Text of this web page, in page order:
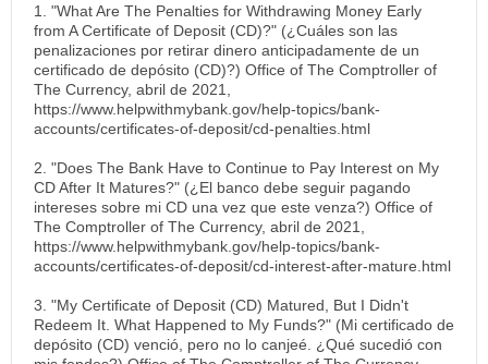
1. "What Are The Penalties for Withdrawing Money Early
from A Certificate of Deposit (CD)?" (¿Cuáles son las
penalizaciones por retirar dinero anticipadamente de un
certificado de depósito (CD)?) Office of The Comptroller of
The Currency, abril de 2021,
https://www.helpwithmybank.gov/help-topics/bank-
accounts/certificates-of-deposit/cd-penalties.html
2. "Does The Bank Have to Continue to Pay Interest on My
CD After It Matures?" (¿El banco debe seguir pagando
intereses sobre mi CD una vez que este venza?) Office of
The Comptroller of The Currency, abril de 2021,
https://www.helpwithmybank.gov/help-topics/bank-
accounts/certificates-of-deposit/cd-interest-after-mature.html
3. "My Certificate of Deposit (CD) Matured, But I Didn't
Redeem It. What Happened to My Funds?" (Mi certificado de
depósito (CD) venció, pero no lo canjeé. ¿Qué sucedió con